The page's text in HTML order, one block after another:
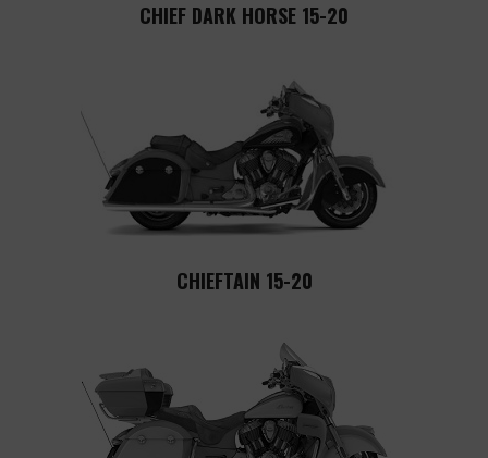
CHIEF DARK HORSE 15-20
CHIEFTAIN 15-20